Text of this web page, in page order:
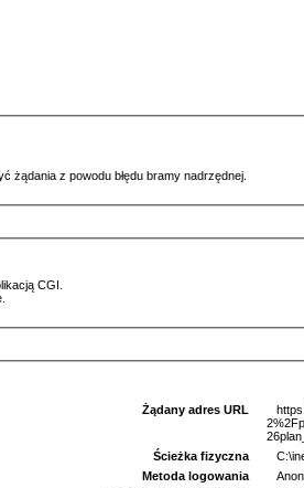
żądania z powodu błędu bramy nadrzędnej.
CGI.
Żądany adres URL
Ścieżka fizyczna
Metoda logowania